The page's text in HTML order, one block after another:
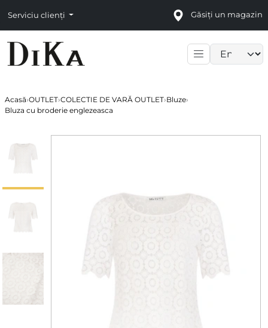
Serviciu clienți Găsiți un magazin
Acasă›OUTLET›COLECTIE DE VARĂ OUTLET›Bluze›
Bluza cu broderie englezeasca